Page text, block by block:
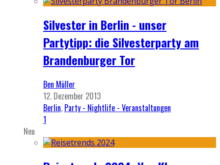
Silvester in Berlin - unser
Partytipp: die Silvesterparty am
Brandenburger Tor
Ben Müller
12. Dezember 2013
Berlin, Party - Nightlife - Veranstaltungen
1
Neu